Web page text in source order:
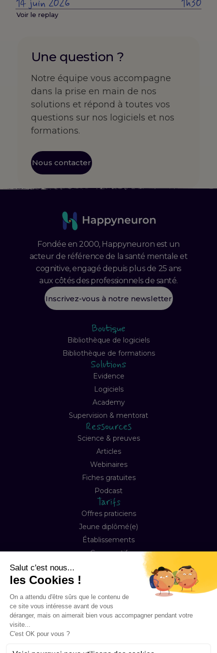
14 juin 2026 1h30
Voir le replay
Une question ?
Notre équipe vous accompagne
dans la prise en main de nos
solutions et répond à toutes vos
questions sur nos logiciels et nos
formations.
Nous contacter
Fondée en 2000, Happyneuron est un
acteur de référence de la santé mentale et
cognitive, engagé depuis plus de 25 ans
aux côtés des professionnels de santé.
Inscrivez-vous à notre newsletter
Boutique
Bibliothèque de logiciels
Bibliothèque de formations
Solutions
Evidence
Logiciels
Academy
Supervision & mentorat
Ressources
Science & preuves
Articles
Webinaires
Fiches gratuites
Podcast
Tarifs
Offres praticiens
Jeune diplômé(e)
Établissements
Comparatif
Contact
FAQ
Copyright © 2026 Happyneuron, Tous droits réservés
Mentions légales